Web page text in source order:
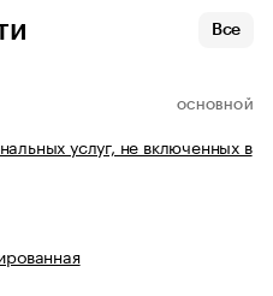
Все
ОСНОВНОЙ
услуг, не включенных в